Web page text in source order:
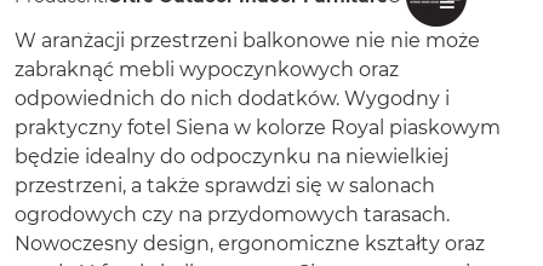
W aranżacji przestrzeni balkonowe nie nie może
zabraknąć mebli wypoczynkowych oraz
odpowiednich do nich dodatków. Wygodny i
praktyczny fotel Siena w kolorze Royal piaskowym
będzie idealny do odpoczynku na niewielkiej
przestrzeni, a także sprawdzi się w salonach
ogrodowych czy na przydomowych tarasach.
Nowoczesny design, ergonomiczne kształty oraz